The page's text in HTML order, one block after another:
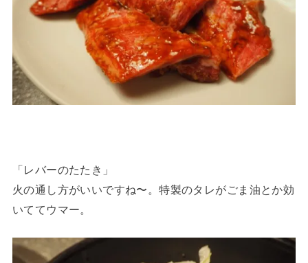
「レバーのたたき」
火の通し方がいいですね〜。特製のタレがごま油とか効
いててウマー。